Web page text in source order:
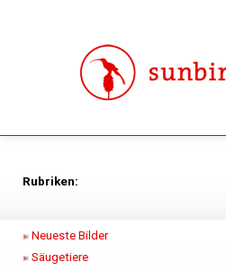
Rubriken:
Neueste Bilder
Säugetiere